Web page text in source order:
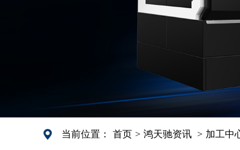
当前位置： 首页 > 鸿天驰资讯 > 加工中